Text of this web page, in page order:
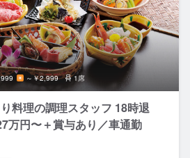
～￥2,999 1席
料理の調理スタッフ 18時退
万円〜＋賞与あり／車通勤